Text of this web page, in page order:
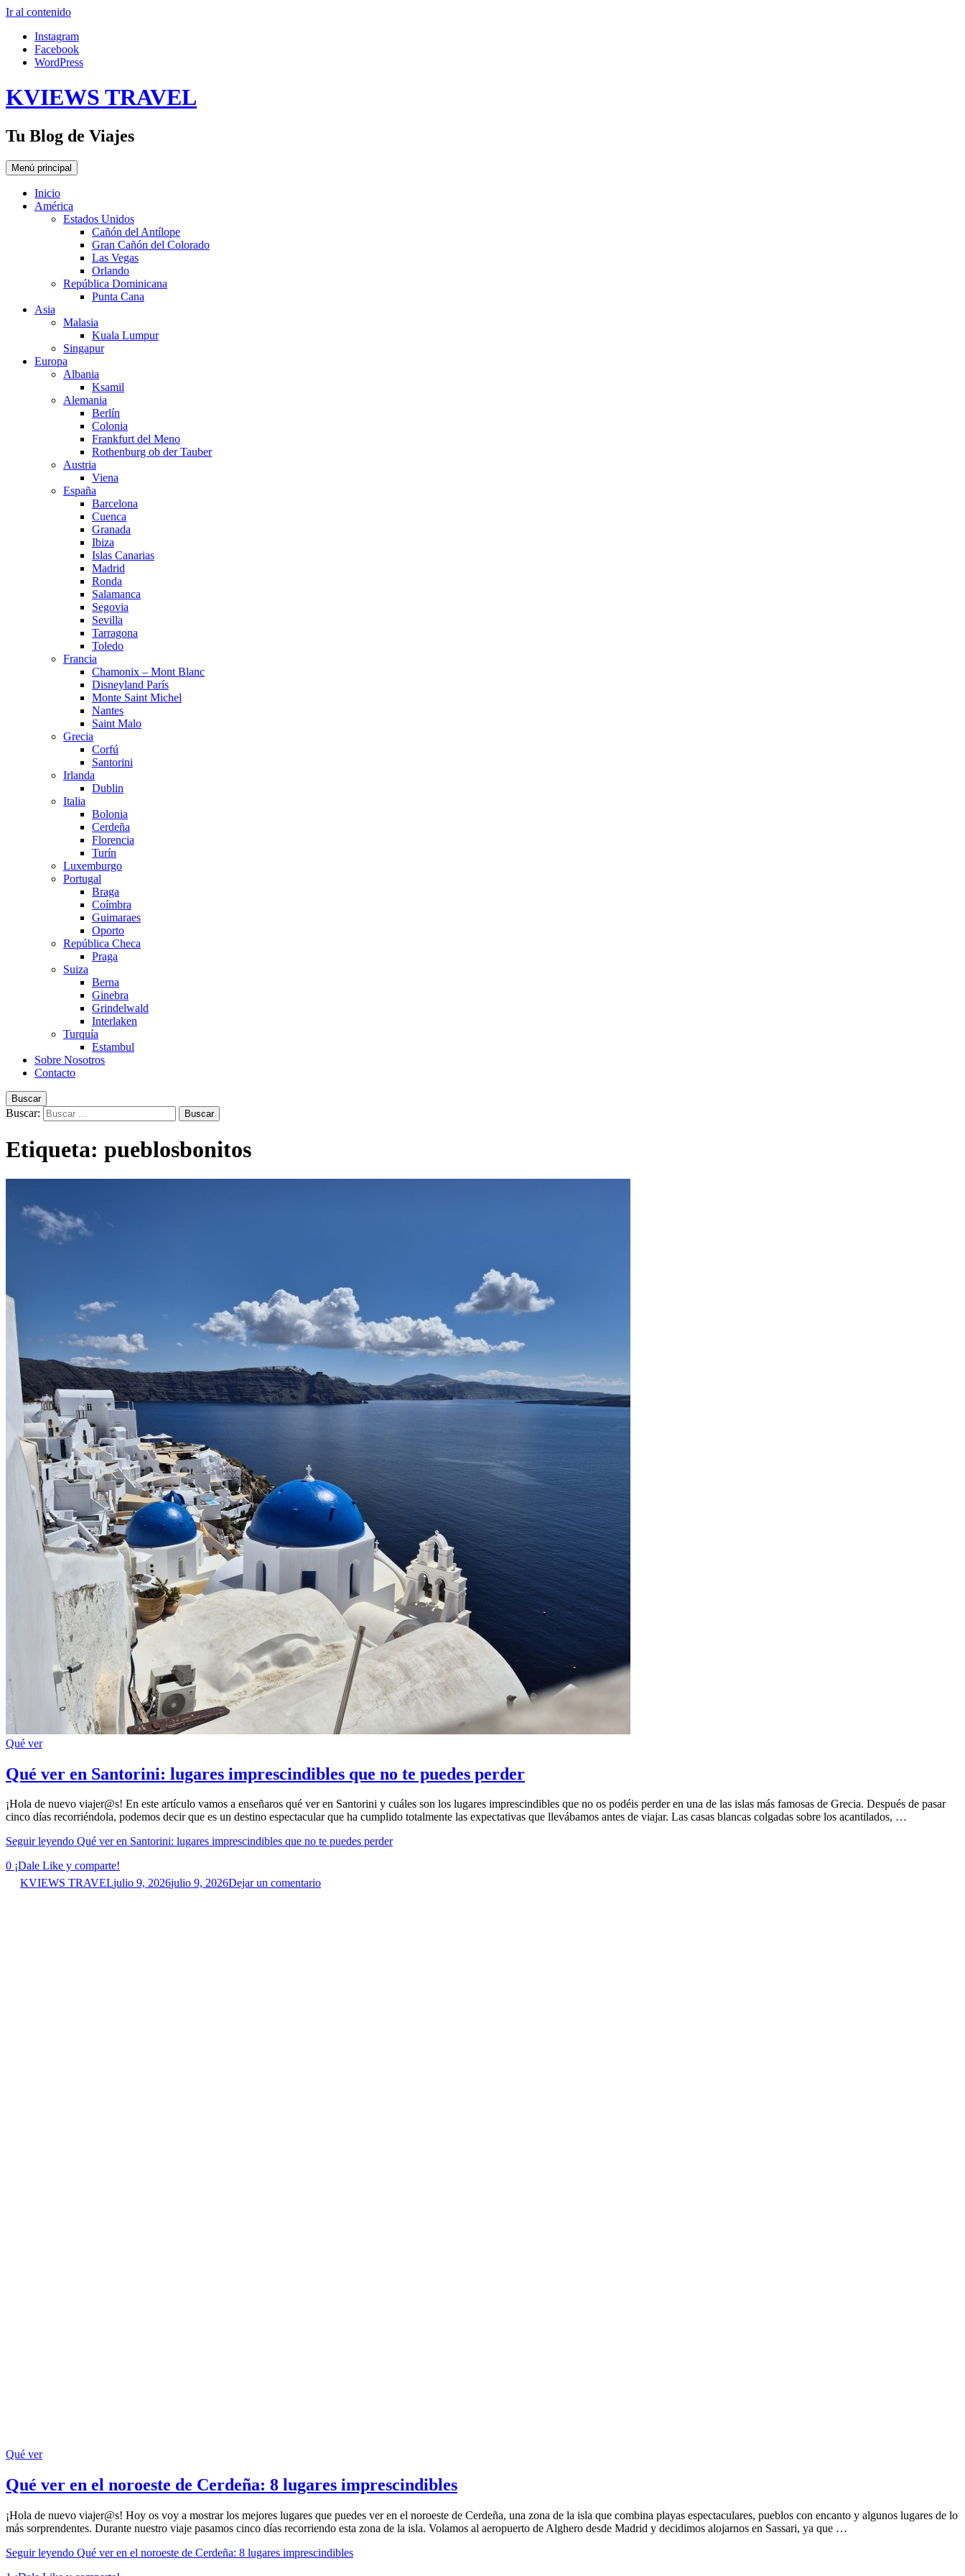
Ir al contenido
Instagram
Facebook
WordPress
KVIEWS TRAVEL
Tu Blog de Viajes
Menú principal
Inicio
América
Estados Unidos
Cañón del Antílope
Gran Cañón del Colorado
Las Vegas
Orlando
República Dominicana
Punta Cana
Asia
Malasia
Kuala Lumpur
Singapur
Europa
Albania
Ksamil
Alemania
Berlín
Colonia
Frankfurt del Meno
Rothenburg ob der Tauber
Austria
Viena
España
Barcelona
Cuenca
Granada
Ibiza
Islas Canarias
Madrid
Ronda
Salamanca
Segovia
Sevilla
Tarragona
Toledo
Francia
Chamonix – Mont Blanc
Disneyland París
Monte Saint Michel
Nantes
Saint Malo
Grecia
Corfú
Santorini
Irlanda
Dublin
Italia
Bolonia
Cerdeña
Florencia
Turín
Luxemburgo
Portugal
Braga
Coímbra
Guimaraes
Oporto
República Checa
Praga
Suiza
Berna
Ginebra
Grindelwald
Interlaken
Turquía
Estambul
Sobre Nosotros
Contacto
Buscar
Buscar:
Etiqueta: pueblosbonitos
Qué ver
Qué ver en Santorini: lugares imprescindibles que no te puedes perder
¡Hola de nuevo viajer@s! En este artículo vamos a enseñaros qué ver en Santorini y cuáles son los lugares imprescindibles que no os podéis perder en una de las islas más famosas de Grecia. Después de pasar
cinco días recorriéndola, podemos decir que es un destino espectacular que ha cumplido totalmente las expectativas que llevábamos antes de viajar. Las casas blancas colgadas sobre los acantilados, …
Seguir leyendo Qué ver en Santorini: lugares imprescindibles que no te puedes perder
0 ¡Dale Like y comparte!
KVIEWS TRAVELjulio 9, 2026julio 9, 2026Dejar un comentario
Qué ver
Qué ver en el noroeste de Cerdeña: 8 lugares imprescindibles
¡Hola de nuevo viajer@s! Hoy os voy a mostrar los mejores lugares que puedes ver en el noroeste de Cerdeña, una zona de la isla que combina playas espectaculares, pueblos con encanto y algunos lugares de lo
más sorprendentes. Durante nuestro viaje pasamos cinco días recorriendo esta zona de la isla. Volamos al aeropuerto de Alghero desde Madrid y decidimos alojarnos en Sassari, ya que …
Seguir leyendo Qué ver en el noroeste de Cerdeña: 8 lugares imprescindibles